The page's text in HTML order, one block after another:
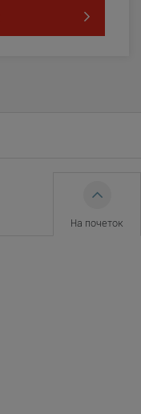
На почеток